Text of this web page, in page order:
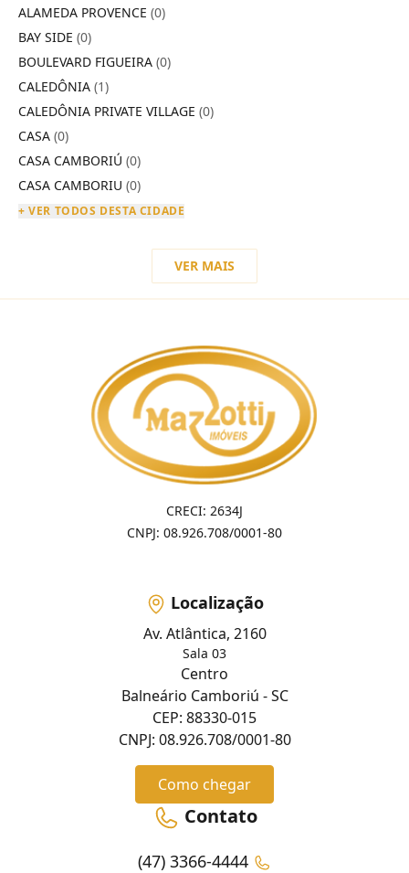
ALAMEDA PROVENCE (0)
BAY SIDE (0)
BOULEVARD FIGUEIRA (0)
CALEDÔNIA (1)
CALEDÔNIA PRIVATE VILLAGE (0)
CASA (0)
CASA CAMBORIÚ (0)
CASA CAMBORIU (0)
+ VER TODOS DESTA CIDADE
VER MAIS
CRECI: 2634J
CNPJ: 08.926.708/0001-80
Localização
Av. Atlântica, 2160
Sala 03
Centro
Balneário Camboriú - SC
CEP: 88330-015
CNPJ: 08.926.708/0001-80
Como chegar
Contato
(47) 3366-4444